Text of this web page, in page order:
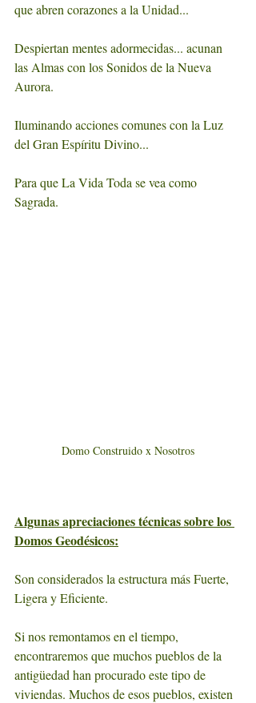
que abren corazones a la Unidad...
Despiertan mentes adormecidas... acunan
las Almas con los Sonidos de la Nueva
Aurora.
Iluminando acciones comunes con la Luz
del Gran Espíritu Divino...
Para que La Vida Toda se vea como
Sagrada.
Domo Construido x Nosotros
Algunas apreciaciones técnicas sobre los
Domos Geodésicos:
​Son considerados la estructura más Fuerte,
Ligera y Eficiente.
Si nos remontamos en el tiempo,
encontraremos que muchos pueblos de la
antigüedad han procurado este tipo de
viviendas. Muchos de esos pueblos, existen